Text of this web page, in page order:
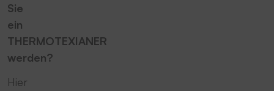
Sie
ein
THERMOTEXIANER
werden?
Hier